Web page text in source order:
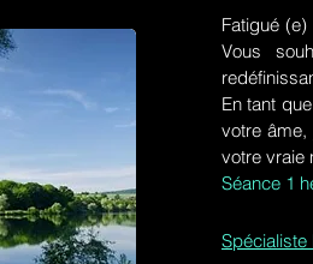
Fatigué
Vous
En tant
votre
votre vraie
Séance 1
Spécialiste